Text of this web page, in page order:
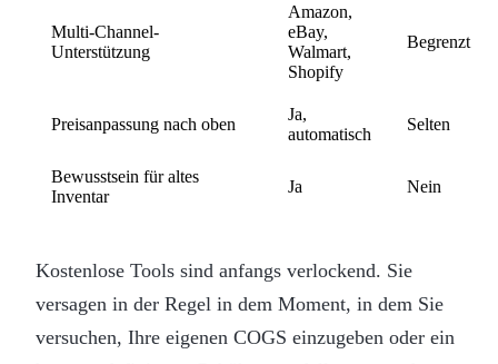
Multi-Channel-
Unterstützung
Amazon,
eBay,
Walmart,
Shopify
Begrenzt
Preisanpassung nach oben
Ja,
automatisch
Selten
Bewusstsein für altes
Inventar
Ja Nein
Kostenlose Tools sind anfangs verlockend. Sie
versagen in der Regel in dem Moment, in dem Sie
versuchen, Ihre eigenen COGS einzugeben oder ein